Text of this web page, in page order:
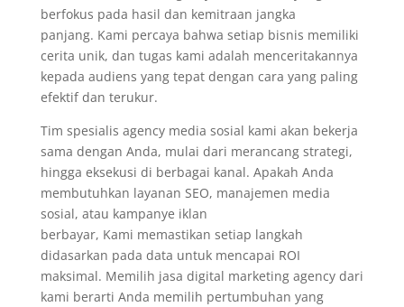
berfokus pada hasil dan kemitraan jangka
panjang. Kami percaya bahwa setiap bisnis memiliki
cerita unik, dan tugas kami adalah menceritakannya
kepada audiens yang tepat dengan cara yang paling
efektif dan terukur.
Tim spesialis agency media sosial kami akan bekerja
sama dengan Anda, mulai dari merancang strategi,
hingga eksekusi di berbagai kanal. Apakah Anda
membutuhkan layanan SEO, manajemen media
sosial, atau kampanye iklan
berbayar, Kami memastikan setiap langkah
didasarkan pada data untuk mencapai ROI
maksimal. Memilih jasa digital marketing agency dari
kami berarti Anda memilih pertumbuhan yang